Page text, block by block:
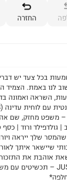
החזרה
בכל צעד יש
לנו באמת. הצמיד
השראה ואמונה
– משפט מחזק, שם
| גולדפילד ורוד |
שהמסר שלך ייראה
שיישאר איתך
שאת אוהבת את